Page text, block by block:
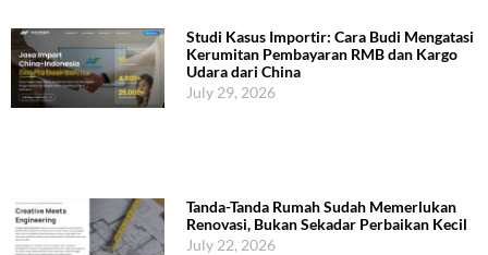
Studi Kasus Importir: Cara Budi Mengatasi
Kerumitan Pembayaran RMB dan Kargo
Udara dari China
July 29, 2026
Tanda-Tanda Rumah Sudah Memerlukan
Renovasi, Bukan Sekadar Perbaikan Kecil
July 22, 2026